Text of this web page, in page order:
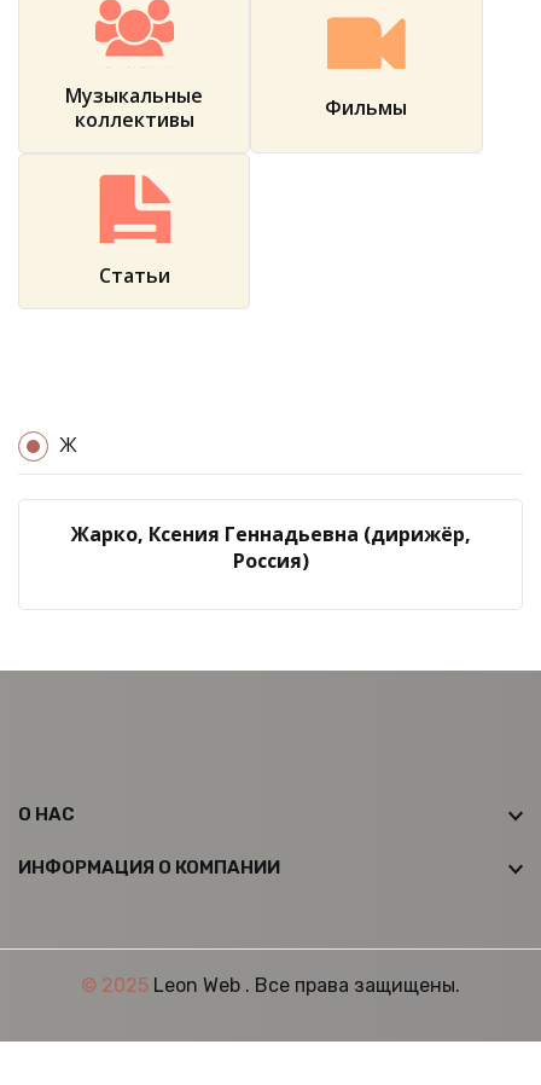
Музыкальные
коллективы
Фильмы
Статьи
Ж
Жарко, Ксения Геннадьевна (дирижёр,
Россия)
О НАС
ИНФОРМАЦИЯ О КОМПАНИИ
© 2025 Leon Web . Все права защищены.